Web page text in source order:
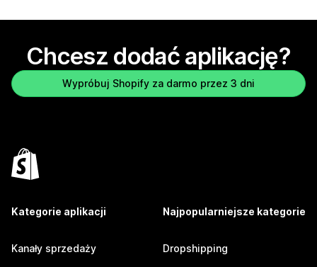
Chcesz dodać aplikację?
Wypróbuj Shopify za darmo przez 3 dni
Kategorie aplikacji
Kanały sprzedaży
Najpopularniejsze kategorie
Dropshipping